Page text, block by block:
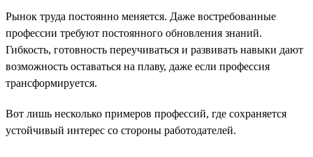
Рынок труда постоянно меняется. Даже востребованные
профессии требуют постоянного обновления знаний.
Гибкость, готовность переучиваться и развивать навыки дают
возможность оставаться на плаву, даже если профессия
трансформируется.
Вот лишь несколько примеров профессий, где сохраняется
устойчивый интерес со стороны работодателей.